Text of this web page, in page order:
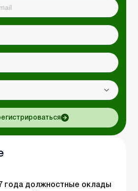
года должностные оклады